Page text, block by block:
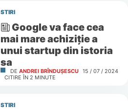
STIRI
Google va face cea
mai mare achiziție a
unui startup din istoria
sa
DE ANDREI BRÎNDUȘESCU 15 / 07 / 2024
CITIRE ÎN 2 MINUTE
STIRI